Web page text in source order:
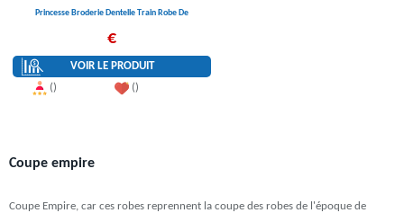
Princesse Broderie Dentelle Train Robe De
€
VOIR LE PRODUIT
()
()
Coupe empire
Coupe Empire, car ces robes reprennent la coupe des robes de l'époque de